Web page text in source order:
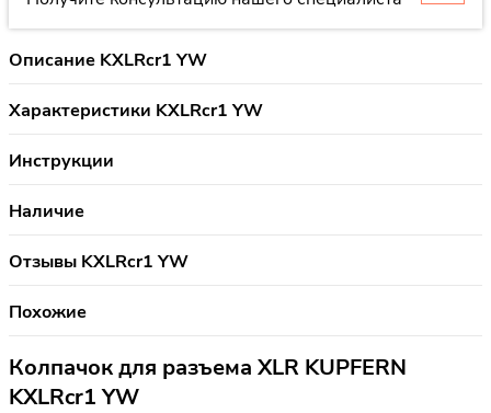
Описание KXLRcr1 YW
Характеристики KXLRcr1 YW
Инструкции
Наличие
Отзывы KXLRcr1 YW
Похожие
Колпачок для разъема XLR KUPFERN
KXLRcr1 YW